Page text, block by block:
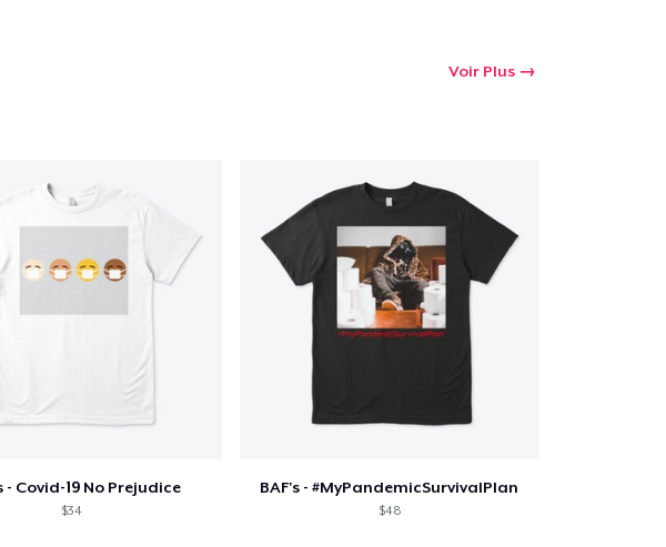
Voir Plus
- Covid-19 No Prejudice
$34
BAF's - #MyPandemicSurvivalPlan
$48
Continuer Mes Achats